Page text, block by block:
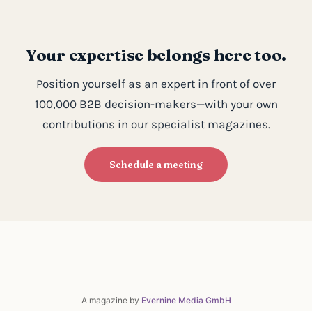
Your expertise belongs here too.
Position yourself as an expert in front of over
100,000 B2B decision-makers—with your own
contributions in our specialist magazines.
Schedule a meeting
A magazine by Evernine Media GmbH